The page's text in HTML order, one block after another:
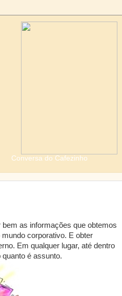
Conversa do Cafezinho
as informações que obtemos
corporativo. E obter
Em qualquer lugar, até dentro
é assunto.